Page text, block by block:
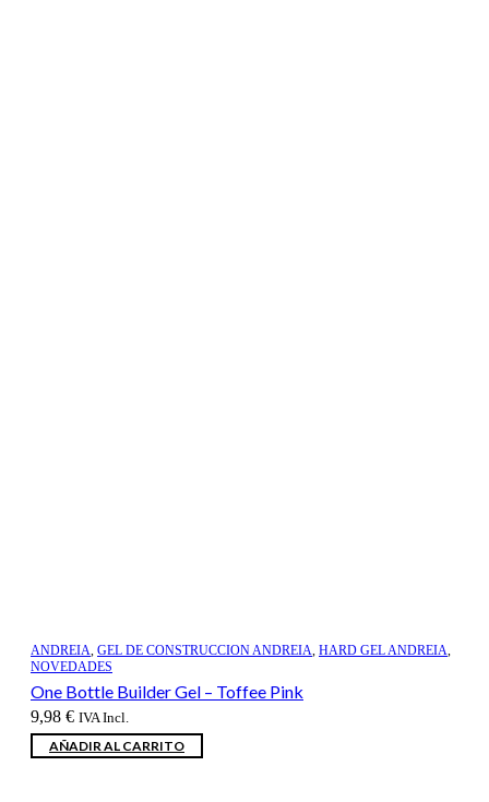
ANDREIA, GEL DE CONSTRUCCION ANDREIA, HARD GEL ANDREIA,
NOVEDADES
One Bottle Builder Gel – Toffee Pink
9,98 € IVA Incl.
AÑADIR AL CARRITO